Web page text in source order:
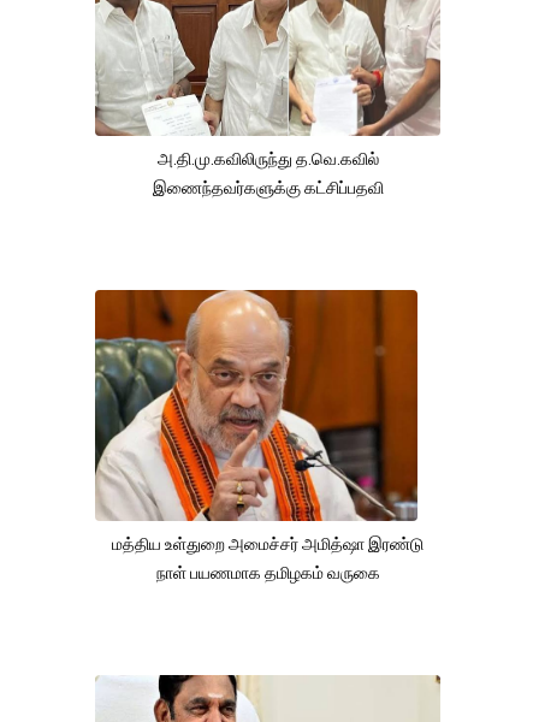
அ.தி.மு.கவிலிருந்து த.வெ.கவில்
இணைந்தவர்களுக்கு கட்சிப்பதவி
மத்திய உள்துறை அமைச்சர் அமித்ஷா இரண்டு
நாள் பயணமாக தமிழகம் வருகை